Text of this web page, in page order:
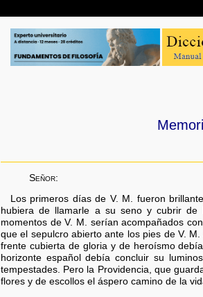
Señor:
Los primeros días de V. M. fueron
hubiera de llamarle a su seno y cubrir de
momentos de V. M. serían acompañados
que el sepulcro abierto ante los pies de V.
frente cubierta de gloria y de heroísmo
horizonte español debía concluir su
tempestades. Pero la Providencia, que
flores y de escollos el áspero camino de la